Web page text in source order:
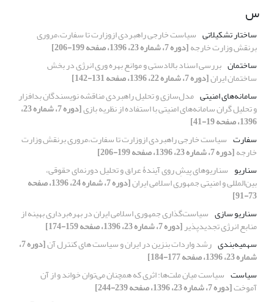
س
ساختار تشکیلاتی سیاست خارجی راهبردی ازوزارت تا سفارت،مروری
برنقش وزارت خارجه[دوره 7، شماره 23، 1396، صفحه 199-206]
ساختمان بررسی اسناد بالادستی و موانع بهره وری انرژی در بخش
ساختمان ایران[دوره 7، شماره 22، 1396، صفحه 131-142]
سامانه‌های امنیتی مدل‌سازی و تحلیل راهبردی مناقشه نویسندگان بدافزار
و تحلیل گران سامانه‌های امنیتی با استفاده از نظریه بازی [دوره 7، شماره 23،
1396، صفحه 19-41]
سفارت سیاست خارجی راهبردی ازوزارت تا سفارت،مروری برنقش وزارت
خارجه[دوره 7، شماره 23، 1396، صفحه 199-206]
سناریو سناریوهای پیشِ روی آیندۀ عراق و تحلیل دورنمای حقوقی،
بین‌المللی و امنیتی جمهوری اسلامی ایران [دوره 7، شماره 24، 1396، صفحه
73-91]
سناریو سازی سیاست‌گذاری جمهوری اسلامی ایران در بهره‌برداری بهینه از
منابع انرژی تجدیدپذیر[دوره 7، شماره 23، 1396، صفحه 159-174]
سهمیه‌بندی رشد واردات بنزین در ایران و سیاست های کنترل آن [دوره 7،
شماره 23، 1396، صفحه 177-184]
سیاست سیاست میان ملت‌ها: اثری که همچنان می‌توان خواند و از آن
آموخت[دوره 7، شماره 23، 1396، صفحه 239-244]